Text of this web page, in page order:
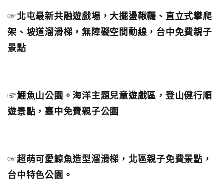
☞北屯最新共融遊戲場，大擺盪鞦韆、直立式攀爬
架、坡道溜滑梯，無障礙空間動線，台中免費親子
景點
☞鯉魚山公園。海洋主題兒童遊戲區，登山健行順
遊景點，臺中免費親子公園
☞超萌可愛鯨魚造型溜滑梯，北區親子免費景點，
台中特色公園。